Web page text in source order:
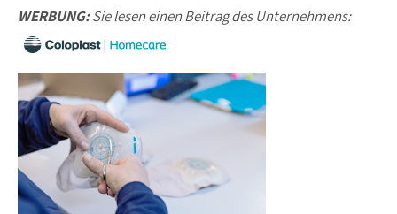
WERBUNG:Sie lesen einen Beitrag des Unternehmens: